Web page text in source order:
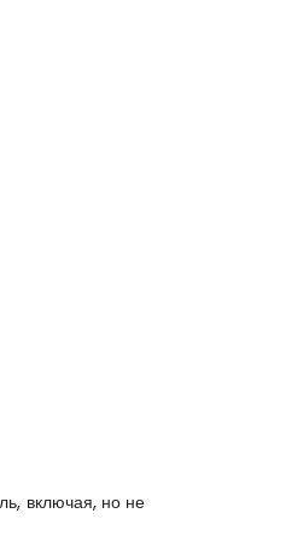
включая, но не